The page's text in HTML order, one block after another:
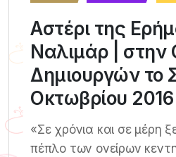
Αστέρι της
Ναλιμάρ | στην
Δημιουργών το
Οκτωβρίου 2016
«Σε χρόνια και σε μέρη
πέπλο των ονείρων